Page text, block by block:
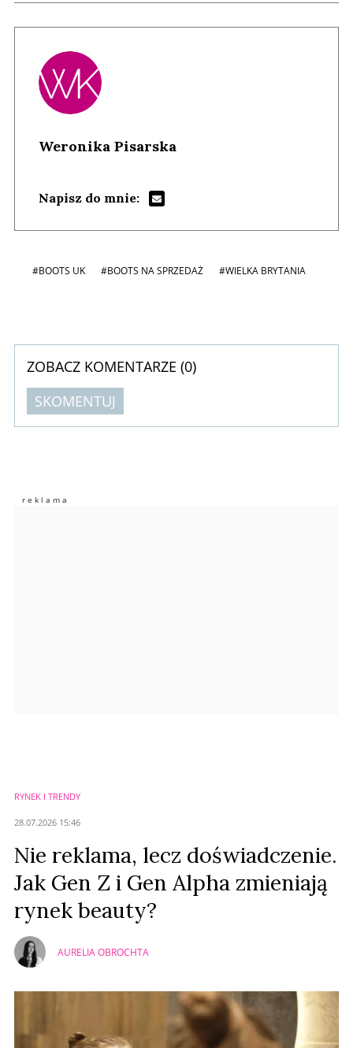
Weronika Pisarska
Napisz do mnie:
#BOOTS UK #BOOTS NA SPRZEDAŻ #WIELKA BRYTANIA
ZOBACZ KOMENTARZE (0)
SKOMENTUJ
Imię (Wymagane)
RYNEK I TRENDY
28.07.2026 15:46
Nie reklama, lecz doświadczenie.
Jak Gen Z i Gen Alpha zmieniają
rynek beauty?
AURELIA OBROCHTA